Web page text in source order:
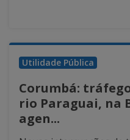
Utilidade Pública
Corumbá:
rio Paraguai, na
agen...